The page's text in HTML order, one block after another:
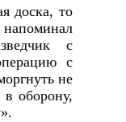
доска, то
с
с
не
оборону,